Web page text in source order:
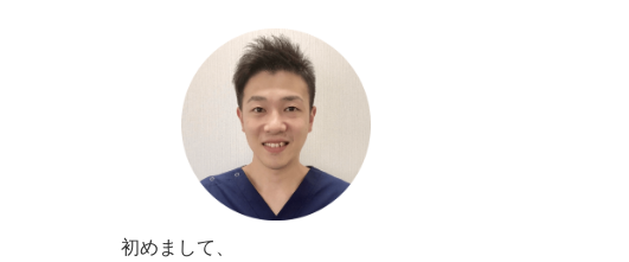
初めまして、